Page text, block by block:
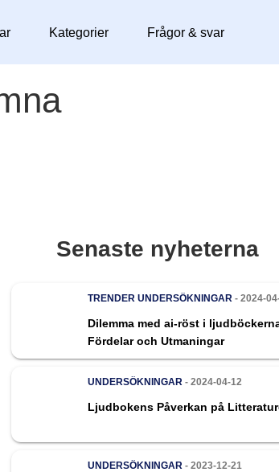
Kategorier Frågor & svar
Senaste nyheterna
TRENDER UNDERSÖKNINGAR - 2024-
Dilemma med ai-röst i
Fördelar och Utmaningar
UNDERSÖKNINGAR - 2024-04-12
Ljudbokens Påverkan på
UNDERSÖKNINGAR - 2023-12-21